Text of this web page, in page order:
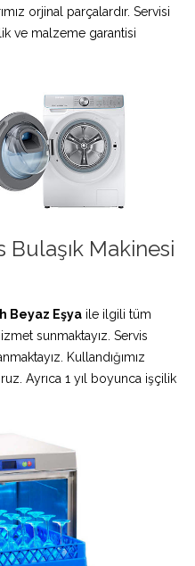
orjinal parçalardır. Servisi
ve malzeme garantisi
Makinesi
Beyaz Eşya ile ilgili tüm
sunmaktayız. Servis
Kullandığımız
Ayrıca 1 yıl boyunca işçilik